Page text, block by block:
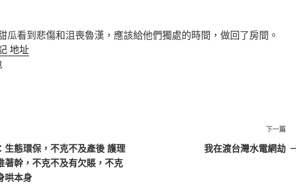
瓜看到悲傷和沮喪魯漢，應該給他們獨處的時間，做回了房間。
地址
生態環保，不克不及產後 護理
著幹，不克不及有欠賬，不克
哄本身
下
一
下一篇
我在渡台灣水電網劫